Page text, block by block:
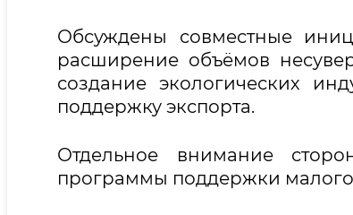
Обсуждены совместные
расширение объёмов
создание экологических
поддержку экспорта.
Отдельное внимание
программы поддержки